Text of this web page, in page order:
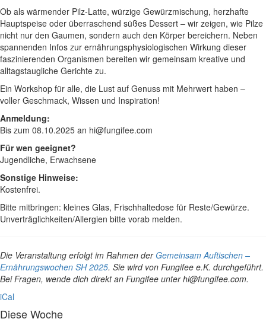
Ob als wärmender Pilz-Latte, würzige Gewürzmischung, herzhafte
Hauptspeise oder überraschend süßes Dessert – wir zeigen, wie Pilze
nicht nur den Gaumen, sondern auch den Körper bereichern. Neben
spannenden Infos zur ernährungsphysiologischen Wirkung dieser
faszinierenden Organismen bereiten wir gemeinsam kreative und
alltagstaugliche Gerichte zu.
Ein Workshop für alle, die Lust auf Genuss mit Mehrwert haben –
voller Geschmack, Wissen und Inspiration!
Anmeldung:
Bis zum 08.10.2025 an hi@fungifee.com
Für wen geeignet?
Jugendliche, Erwachsene
Sonstige Hinweise:
Kostenfrei.
Bitte mitbringen: kleines Glas, Frischhaltedose für Reste/Gewürze.
Unverträglichkeiten/Allergien bitte vorab melden.
Die Veranstaltung erfolgt im Rahmen derGemeinsam Auftischen –
Ernährungswochen SH 2025. Sie wird von Fungifee e.K. durchgeführt.
Bei Fragen, wende dich direkt an Fungifee unter hi@fungifee.com.
iCal
Diese Woche